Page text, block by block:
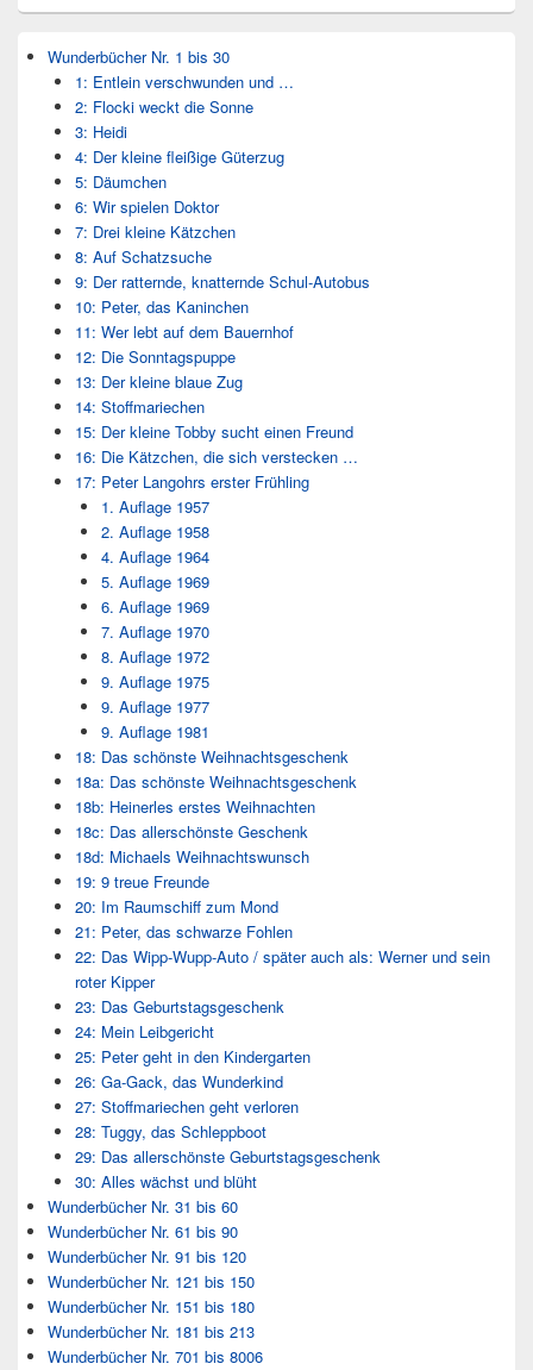
Wunderbücher Nr. 1 bis 30
1: Entlein verschwunden und …
2: Flocki weckt die Sonne
3: Heidi
4: Der kleine fleißige Güterzug
5: Däumchen
6: Wir spielen Doktor
7: Drei kleine Kätzchen
8: Auf Schatzsuche
9: Der ratternde, knatternde Schul-Autobus
10: Peter, das Kaninchen
11: Wer lebt auf dem Bauernhof
12: Die Sonntagspuppe
13: Der kleine blaue Zug
14: Stoffmariechen
15: Der kleine Tobby sucht einen Freund
16: Die Kätzchen, die sich verstecken …
17: Peter Langohrs erster Frühling
1. Auflage 1957
2. Auflage 1958
4. Auflage 1964
5. Auflage 1969
6. Auflage 1969
7. Auflage 1970
8. Auflage 1972
9. Auflage 1975
9. Auflage 1977
9. Auflage 1981
18: Das schönste Weihnachtsgeschenk
18a: Das schönste Weihnachtsgeschenk
18b: Heinerles erstes Weihnachten
18c: Das allerschönste Geschenk
18d: Michaels Weihnachtswunsch
19: 9 treue Freunde
20: Im Raumschiff zum Mond
21: Peter, das schwarze Fohlen
22: Das Wipp-Wupp-Auto / später auch als: Werner und sein
roter Kipper
23: Das Geburtstagsgeschenk
24: Mein Leibgericht
25: Peter geht in den Kindergarten
26: Ga-Gack, das Wunderkind
27: Stoffmariechen geht verloren
28: Tuggy, das Schleppboot
29: Das allerschönste Geburtstagsgeschenk
30: Alles wächst und blüht
Wunderbücher Nr. 31 bis 60
Wunderbücher Nr. 61 bis 90
Wunderbücher Nr. 91 bis 120
Wunderbücher Nr. 121 bis 150
Wunderbücher Nr. 151 bis 180
Wunderbücher Nr. 181 bis 213
Wunderbücher Nr. 701 bis 8006